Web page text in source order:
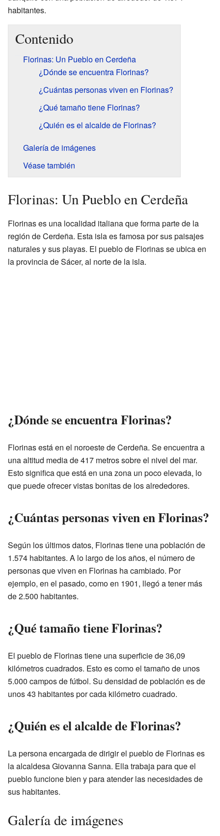
habitantes.
Contenido
Florinas: Un Pueblo en Cerdeña
¿Dónde se encuentra Florinas?
¿Cuántas personas viven en Florinas?
¿Qué tamaño tiene Florinas?
¿Quién es el alcalde de Florinas?
Galería de imágenes
Véase también
Florinas: Un Pueblo en Cerdeña
Florinas es una localidad italiana que forma parte de la
región de Cerdeña. Esta isla es famosa por sus paisajes
naturales y sus playas. El pueblo de Florinas se ubica en
la provincia de Sácer, al norte de la isla.
¿Dónde se encuentra Florinas?
Florinas está en el noroeste de Cerdeña. Se encuentra a
una altitud media de 417 metros sobre el nivel del mar.
Esto significa que está en una zona un poco elevada, lo
que puede ofrecer vistas bonitas de los alrededores.
¿Cuántas personas viven en Florinas?
Según los últimos datos, Florinas tiene una población de
1.574 habitantes. A lo largo de los años, el número de
personas que viven en Florinas ha cambiado. Por
ejemplo, en el pasado, como en 1901, llegó a tener más
de 2.500 habitantes.
¿Qué tamaño tiene Florinas?
El pueblo de Florinas tiene una superficie de 36,09
kilómetros cuadrados. Esto es como el tamaño de unos
5.000 campos de fútbol. Su densidad de población es de
unos 43 habitantes por cada kilómetro cuadrado.
¿Quién es el alcalde de Florinas?
La persona encargada de dirigir el pueblo de Florinas es
la alcaldesa Giovanna Sanna. Ella trabaja para que el
pueblo funcione bien y para atender las necesidades de
sus habitantes.
Galería de imágenes